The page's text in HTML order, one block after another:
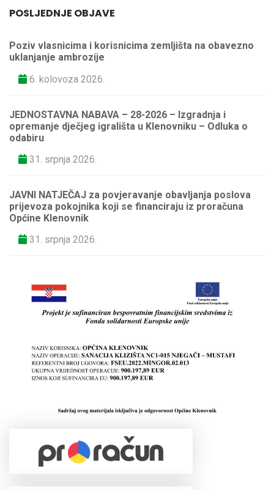
POSLJEDNJE OBJAVE
Poziv vlasnicima i korisnicima zemljišta na obavezno
uklanjanje ambrozije
6. kolovoza 2026.
JEDNOSTAVNA NABAVA – 28-2026 – Izgradnja i
opremanje dječjeg igrališta u Klenovniku – Odluka o
odabiru
31. srpnja 2026.
JAVNI NATJEČAJ za povjeravanje obavljanja poslova
prijevoza pokojnika koji se financiraju iz proračuna
Općine Klenovnik
31. srpnja 2026.